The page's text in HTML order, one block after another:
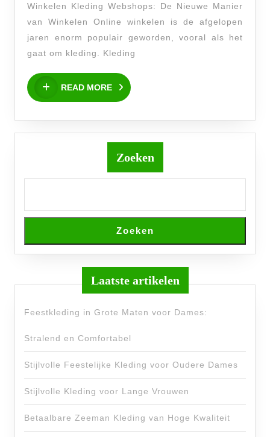
Ontdek
Jouw
Winkelen Kleding Webshops: De Nieuwe Manier
van Winkelen Online winkelen is de afgelopen
jaren enorm populair geworden, vooral als het
gaat om kleding. Kleding
READ MORE
READ
MORE
Zoeken
Zoeken
Laatste artikelen
Feestkleding in Grote Maten voor Dames:
Stralend en Comfortabel
Stijlvolle Feestelijke Kleding voor Oudere Dames
Stijlvolle Kleding voor Lange Vrouwen
Betaalbare Zeeman Kleding van Hoge Kwaliteit